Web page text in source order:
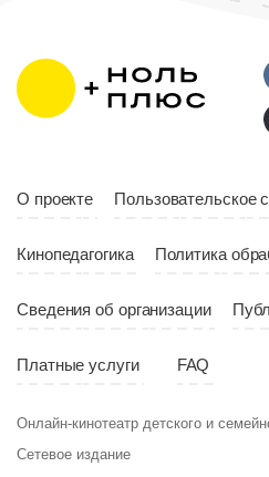
О проекте Пользовательское
Кинопедагогика Политика
Сведения об организации
Платные услуги FAQ
Онлайн-кинотеатр детского и
Сетевое издание